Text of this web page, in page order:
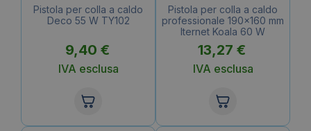
Pistola per colla a caldo
Deco 55 W TY102
9,40 €
IVA esclusa
Pistola per colla a caldo
professionale 190×160 mm
Iternet Koala 60 W
13,27 €
IVA esclusa